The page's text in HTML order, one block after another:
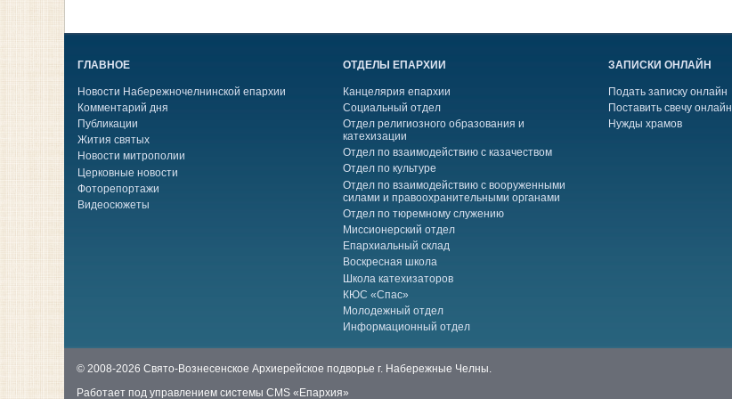
ГЛАВНОЕ
Новости Набережночелнинской епархии
Комментарий дня
Публикации
Жития святых
Новости митрополии
Церковные новости
Фоторепортажи
Видеосюжеты
ОТДЕЛЫ ЕПАРХИИ
Канцелярия епархии
Социальный отдел
Отдел религиозного образования и
катехизации
Отдел по взаимодействию с казачеством
Отдел по культуре
Отдел по взаимодействию с вооруженными
силами и правоохранительными органами
Отдел по тюремному служению
Миссионерский отдел
Епархиальный склад
Воскресная школа
Школа катехизаторов
КЮС «Спас»
Молодежный отдел
Информационный отдел
ЗАПИСКИ ОНЛАЙН
Подать записку онлайн
Поставить свечу онлайн
Нужды храмов
© 2008-2026 Свято-Вознесенское Архиерейское подворье г. Набережные Челны.
Работает под управлением системы CMS «Епархия»